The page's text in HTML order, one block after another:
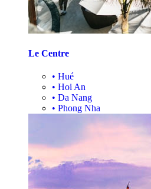
Le Centre
• Hué
• Hoi An
• Da Nang
• Phong Nha